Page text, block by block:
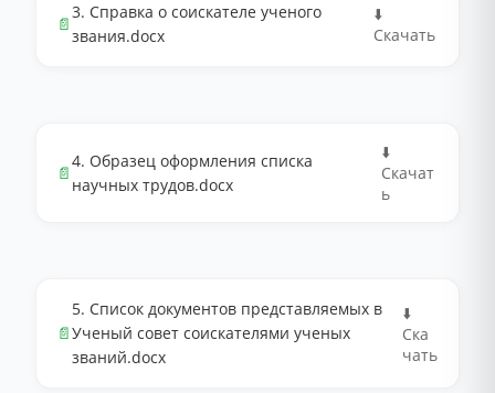
📄
3. Справка о соискателе ученого
звания.docx
⬇️
Скачать
📄
4. Образец оформления списка
научных трудов.docx
⬇️
Скачат
ь
📄
5. Список документов представляемых в
Ученый совет соискателями ученых
званий.docx
⬇️
Ска
чать